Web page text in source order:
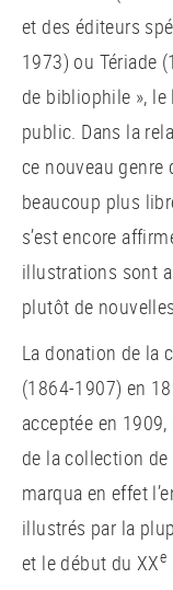
et des éditeurs
1973) ou Tériade
de bibliophile », le
public. Dans la
ce nouveau
beaucoup plus
s’est encore
illustrations sont
plutôt de
La donation de la
(1864-1907) en
acceptée en
de la collection
marqua en effet
illustrés par la
et le début du XXe